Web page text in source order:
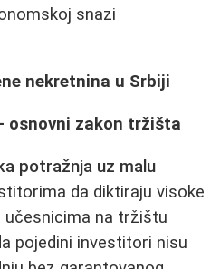
snazi
nekretnina u Srbiji
osnovni zakon tržišta
potražnja uz malu
da diktiraju visoke
učesnicima na tržištu
pojedini investitori nisu